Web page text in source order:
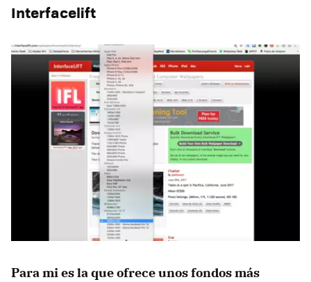
Interfacelift
Para mi es la que ofrece unos fondos más